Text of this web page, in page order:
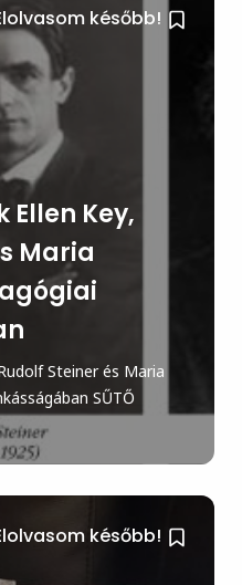
később!
Ellen Key,
Maria
Steiner és Maria
SŰTŐ
később!